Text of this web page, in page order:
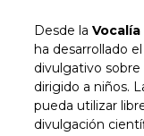
Desde la
ha desarrollado
divulgativo
dirigido a niños.
pueda utilizar
divulgación